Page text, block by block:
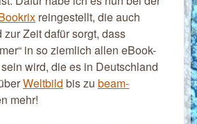
reingestellt, die auch
zur Zeit dafür sorgt, dass
in so ziemlich allen eBook-
wird, die es in Deutschland
Weltbild bis zu beam-
mehr!